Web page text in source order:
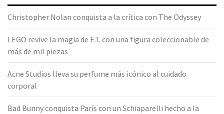
Christopher Nolan conquista a la crítica con The Odyssey
LEGO revive la magia de E.T. con una figura coleccionable de
más de mil piezas
Acne Studios lleva su perfume más icónico al cuidado
corporal
Bad Bunny conquista París con un Schiaparelli hecho a la